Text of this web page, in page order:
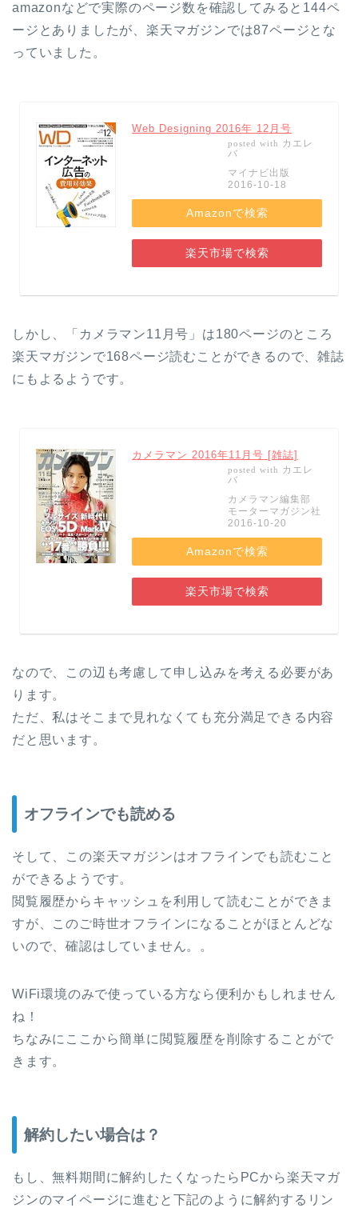
amazonなどで実際のページ数を確認してみると144ペ
ージとありましたが、楽天マガジンでは87ページとな
っていました。
Web Designing 2016年 12月号
posted with カエレ
バ
マイナビ出版
2016-10-18
Amazonで検索
楽天市場で検索
しかし、「カメラマン11月号」は180ページのところ
楽天マガジンで168ページ読むことができるので、雑誌
にもよるようです。
カメラマン 2016年11月号 [雑誌]
posted with カエレ
バ
カメラマン編集部
モーターマガジン社
2016-10-20
Amazonで検索
楽天市場で検索
なので、この辺も考慮して申し込みを考える必要があ
ります。
ただ、私はそこまで見れなくても充分満足できる内容
だと思います。
オフラインでも読める
そして、この楽天マガジンはオフラインでも読むこと
ができるようです。
閲覧履歴からキャッシュを利用して読むことができま
すが、このご時世オフラインになることがほとんどな
いので、確認はしていません。。
WiFi環境のみで使っている方なら便利かもしれません
ね！
ちなみにここから簡単に閲覧履歴を削除することがで
きます。
解約したい場合は？
もし、無料期間に解約したくなったらPCから楽天マガ
ジンのマイページに進むと下記のように解約するリン